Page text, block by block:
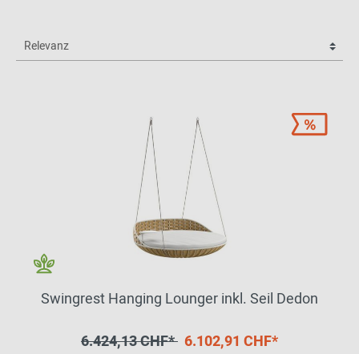
Swingrest Hanging Lounger inkl. Seil Dedon
6.424,13 CHF* 6.102,91 CHF*